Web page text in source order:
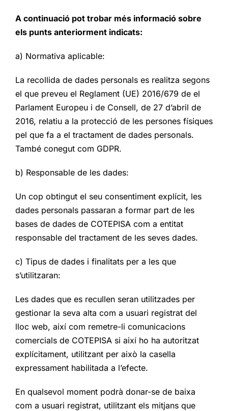
A continuació pot trobar més informació sobre
els punts anteriorment indicats:
a) Normativa aplicable:
La recollida de dades personals es realitza segons
el que preveu el Reglament (UE) 2016/679 de el
Parlament Europeu i de Consell, de 27 d’abril de
2016, relatiu a la protecció de les persones físiques
pel que fa a el tractament de dades personals.
També conegut com GDPR.
b) Responsable de les dades:
Un cop obtingut el seu consentiment explícit, les
dades personals passaran a formar part de les
bases de dades de COTEPISA com a entitat
responsable del tractament de les seves dades.
c) Tipus de dades i finalitats per a les que
s’utilitzaran:
Les dades que es recullen seran utilitzades per
gestionar la seva alta com a usuari registrat del
lloc web, així com remetre-li comunicacions
comercials de COTEPISA si així ho ha autoritzat
explícitament, utilitzant per això la casella
expressament habilitada a l’efecte.
En qualsevol moment podrà donar-se de baixa
com a usuari registrat, utilitzant els mitjans que